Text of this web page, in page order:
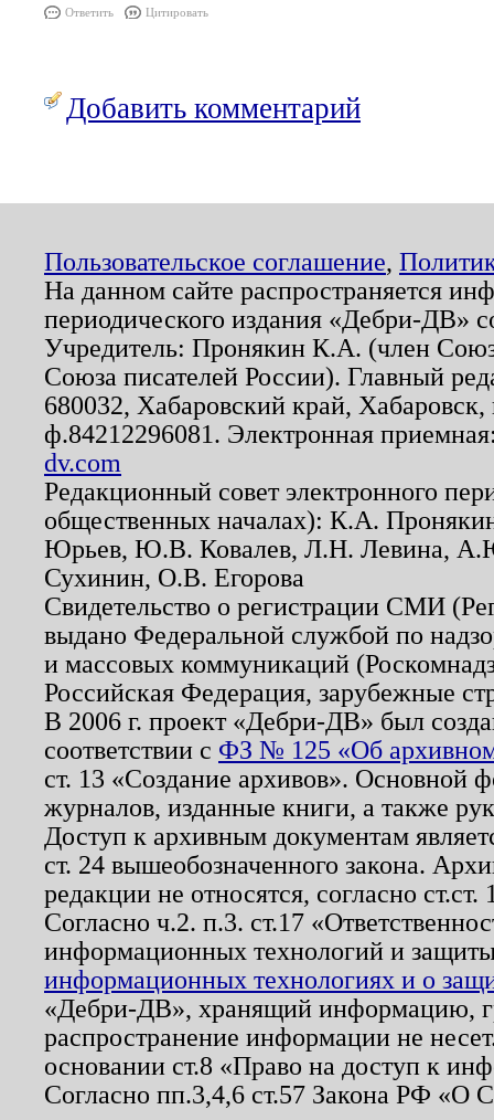
Ответить Цитировать
Добавить комментарий
Пользовательское соглашение,
На данном сайте распространяется
периодического издания «Дебри-ДВ»
Учредитель: Пронякин К.А. (член
Союза писателей России). Главный
680032, Хабаровский край,
ф.84212296081. Электронная
dv.com
Редакционный совет электронного
общественных началах): К.А.
Юрьев, Ю.В. Ковалев, Л.Н. Левина,
Сухинин, О.В. Егорова
Свидетельство о регистрации СМИ
выдано Федеральной службой по
и массовых коммуникаций
Российская Федерация, зарубежные
В 2006 г. проект «Дебри-ДВ» был
соответствии с ФЗ № 125 «Об
ст. 13 «Создание архивов». Основной
журналов, изданные книги, а также
Доступ к архивным документам
ст. 24 вышеобозначенного закона.
редакции не относятся, согласно
Согласно ч.2. п.3. ст.17
информационных технологий и
информационных технологиях и о
«Дебри-ДВ», хранящий информацию,
распространение информации не
основании ст.8 «Право на доступ к
Согласно пп.3,4,6 ст.57 Закона РФ «О